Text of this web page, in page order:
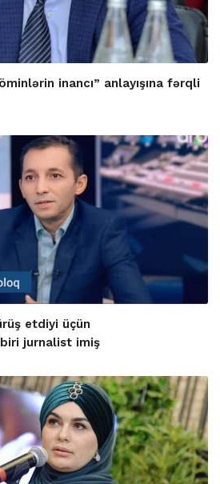
inancı” anlayışına fərqli
etdiyi üçün
biri jurnalist imiş